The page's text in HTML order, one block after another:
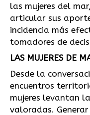
las mujeres del
articular sus
incidencia más
tomadores de
LAS MUJERES DE
Desde la
encuentros
mujeres levantan
valoradas.